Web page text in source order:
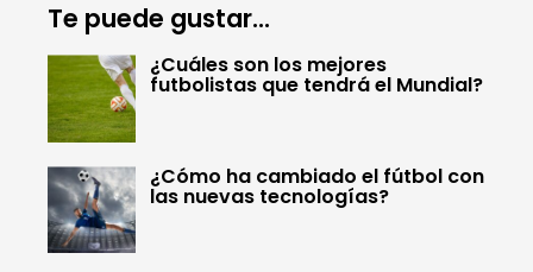
Te puede gustar...
¿Cuáles son los mejores
futbolistas que tendrá el Mundial?
¿Cómo ha cambiado el fútbol con
las nuevas tecnologías?